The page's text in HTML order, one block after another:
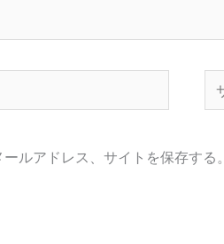
イ
ルアドレス、サイトを保存する。